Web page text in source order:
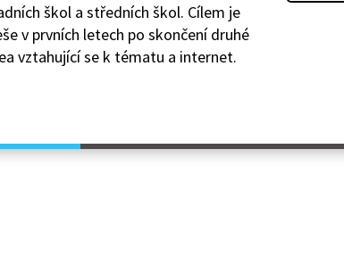
škol a středních škol. Cílem je
v prvních letech po skončení druhé
vztahující se k tématu a internet.